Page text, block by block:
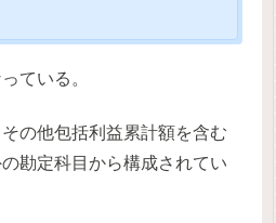
ている。
の他包括利益累計額を含む
勘定科目から構成されてい